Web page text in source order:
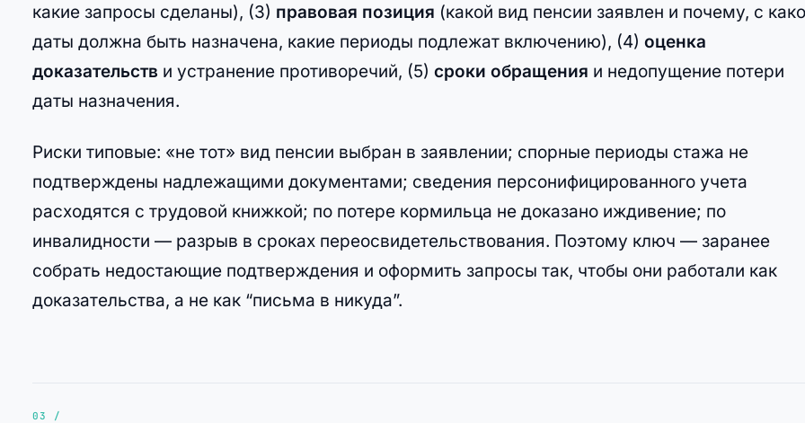
какие запросы сделаны), (3) правовая позиция (какой вид пенсии заявлен и почему, с
даты должна быть назначена, какие периоды подлежат включению), (4) оценка
доказательств и устранение противоречий, (5) сроки обращения и недопущение потери
даты назначения.
Риски типовые: «не тот» вид пенсии выбран в заявлении; спорные периоды стажа не
подтверждены надлежащими документами; сведения персонифицированного учета
расходятся с трудовой книжкой; по потере кормильца не доказано иждивение; по
инвалидности — разрыв в сроках переосвидетельствования. Поэтому ключ — заранее
собрать недостающие подтверждения и оформить запросы так, чтобы они работали как
доказательства, а не как “письма в никуда”.